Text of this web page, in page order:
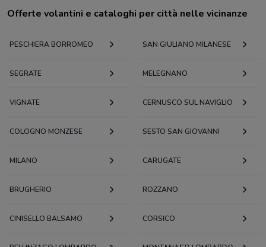
Offerte volantini e cataloghi per città nelle vicinanze
PESCHIERA BORROMEO SAN GIULIANO MILANESE
SEGRATE MELEGNANO
VIGNATE CERNUSCO SUL NAVIGLIO
COLOGNO MONZESE SESTO SAN GIOVANNI
MILANO CARUGATE
BRUGHERIO ROZZANO
CINISELLO BALSAMO CORSICO